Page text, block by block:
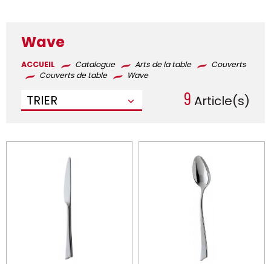
Wave
ACCUEIL Catalogue Arts de la table
Couverts
Couverts de table
Wave
TRIER 9 Article(s)